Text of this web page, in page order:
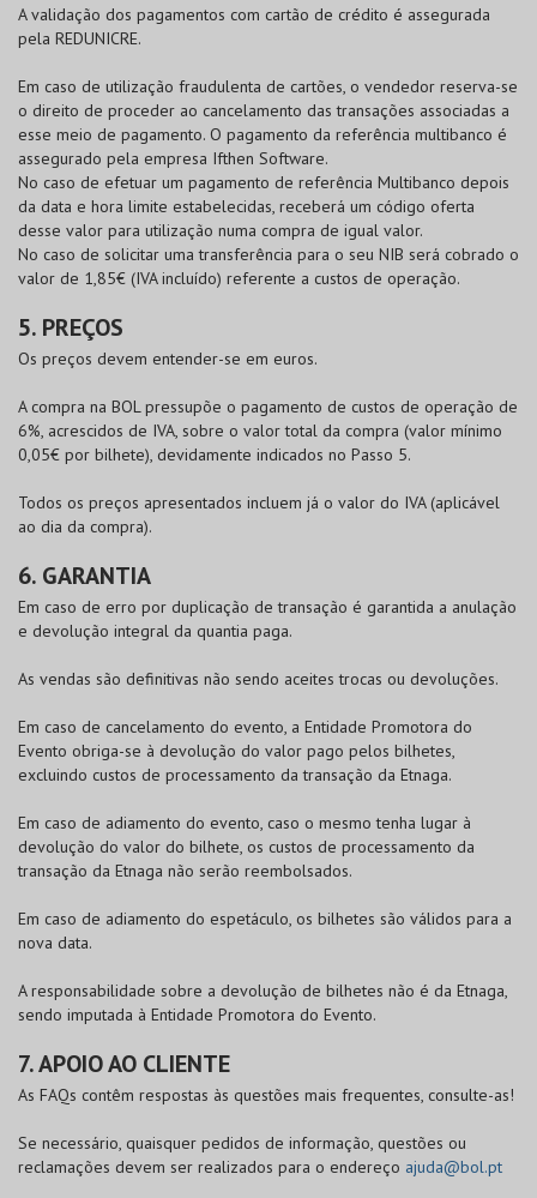
A validação dos pagamentos com cartão de crédito é assegurada
pela REDUNICRE.
Em caso de utilização fraudulenta de cartões, o vendedor reserva-se
o direito de proceder ao cancelamento das transações associadas a
esse meio de pagamento. O pagamento da referência multibanco é
assegurado pela empresa Ifthen Software.
No caso de efetuar um pagamento de referência Multibanco depois
da data e hora limite estabelecidas, receberá um código oferta
desse valor para utilização numa compra de igual valor.
No caso de solicitar uma transferência para o seu NIB será cobrado o
valor de 1,85€ (IVA incluído) referente a custos de operação.
5. PREÇOS
Os preços devem entender-se em euros.
A compra na BOLpressupõe o pagamento de custos de operação de
6%, acrescidos de IVA, sobre o valor total da compra (valor mínimo
0,05€ por bilhete), devidamente indicados no Passo 5.
Todos os preços apresentados incluem já o valor do IVA (aplicável
ao dia da compra).
6. GARANTIA
Em caso de erro por duplicação de transação é garantida a anulação
e devolução integral da quantia paga.
As vendas são definitivas não sendo aceites trocas ou devoluções.
Em caso de cancelamento do evento, a Entidade Promotora do
Evento obriga-se à devolução do valor pago pelos bilhetes,
excluindo custos de processamento da transação da Etnaga.
Em caso de adiamento do evento, caso o mesmo tenha lugar à
devolução do valor do bilhete, os custos de processamento da
transação da Etnaga não serão reembolsados.
Em caso de adiamento do espetáculo, os bilhetes são válidos para a
nova data.
A responsabilidade sobre a devolução de bilhetes não é da Etnaga,
sendo imputada à Entidade Promotora do Evento.
7. APOIO AO CLIENTE
As FAQs contêm respostas às questões mais frequentes, consulte-as!
Se necessário, quaisquer pedidos de informação, questões ou
reclamações devem ser realizados para o endereço ajuda@bol.pt